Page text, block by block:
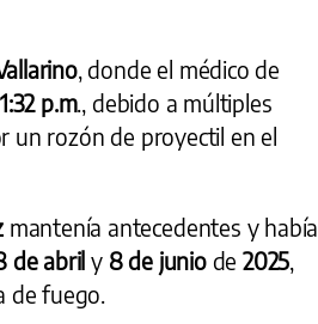
, donde el médico de
p.m., debido a múltiples
un rozón de proyectil en el
mantenía antecedentes y había
de abril y8 de juniode2025
de fuego.